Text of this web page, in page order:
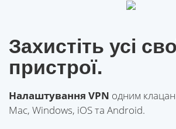
Захистіть усі
пристрої.
Налаштування VPN одним
Mac, Windows, iOS та Android.